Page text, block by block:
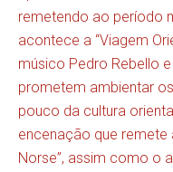
remetendo ao período
acontece a “Viagem
músico Pedro Rebello
prometem ambientar
pouco da cultura
encenação que remete
Norse”, assim como o